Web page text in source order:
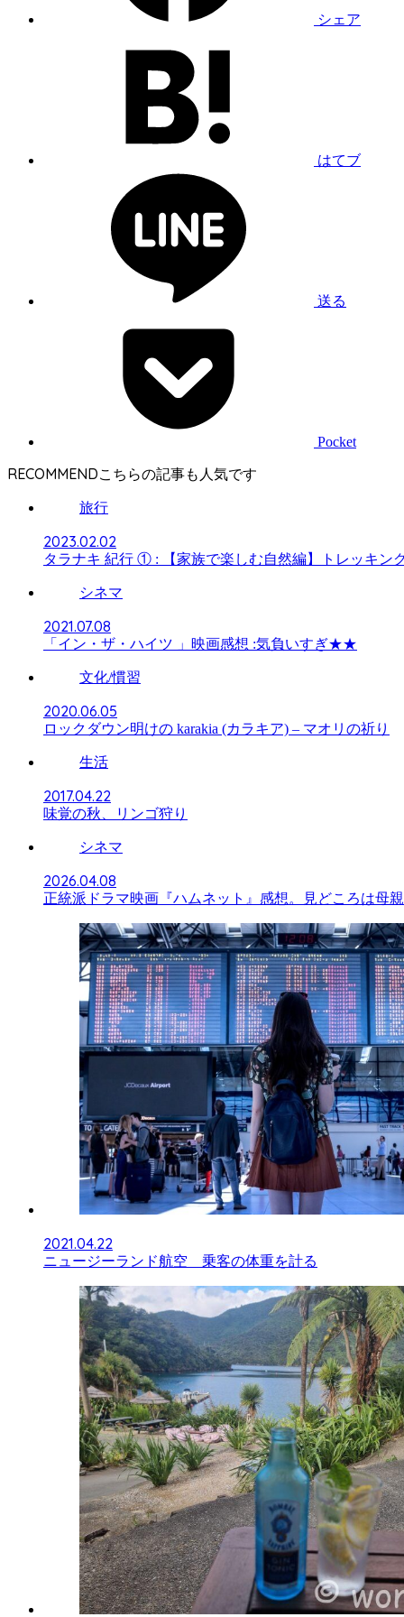
シェア
はてブ
送る
Pocket
RECOMMEND
旅行
2023.02.02
タラナキ 紀行 ① : 【家族で楽しむ自然編】トレッキン
シネマ
2021.07.08
「イン・ザ・ハイツ 」映画感想 :気負いすぎ★★
文化/慣習
2020.06.05
ロックダウン明けの karakia (カラキア) – マオリの祈り
生活
2017.04.22
味覚の秋、リンゴ狩り
シネマ
2026.04.08
正統派ドラマ映画『ハムネット』感想。見どころは母
2021.04.22
ニュージーランド航空 乗客の体重を計る